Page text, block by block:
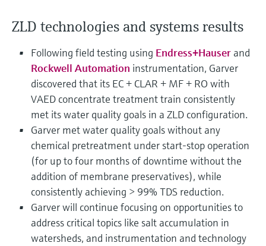
Visor de dispositivos
específicas sobre los productos.
Buscador de repuestos
Encuentre repuestos por raíz del producto,
microondas
Level measurement with pressure
Ver todos
Medición mediante transmisión de
Memosens technology
Ver todos
para una toma de decisiones más
sólida y fundamentada
ZLD technologies and systems results
Following field testing using Endress+Hauser and
Rockwell Automation instrumentation, Garver
discovered that its EC + CLAR + MF + RO with
VAED concentrate treatment train consistently
met its water quality goals in a ZLD configuration.
Garver met water quality goals without any
chemical pretreatment under start-stop operation
(for up to four months of downtime without the
addition of membrane preservatives), while
consistently achieving > 99% TDS reduction.
Garver will continue focusing on opportunities to
address critical topics like salt accumulation in
watersheds, and instrumentation and technology